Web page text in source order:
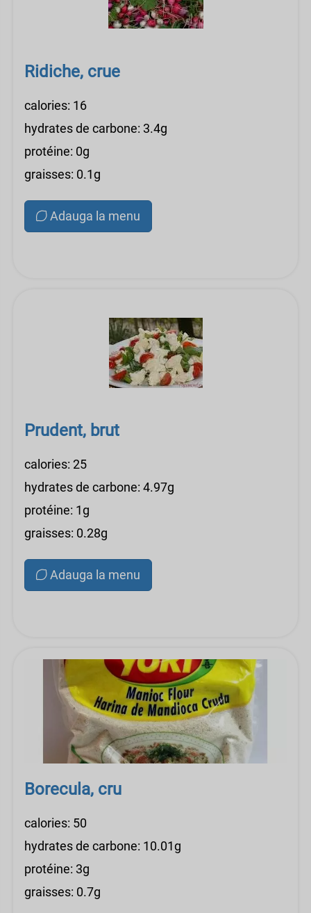
Ridiche, crue
calories: 16
hydrates de carbone: 3.4g
protéine: 0g
graisses: 0.1g
Adauga la menu
Prudent, brut
calories: 25
hydrates de carbone: 4.97g
protéine: 1g
graisses: 0.28g
Adauga la menu
Borecula, cru
calories: 50
hydrates de carbone: 10.01g
protéine: 3g
graisses: 0.7g